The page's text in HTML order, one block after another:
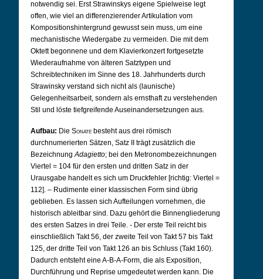
notwendig sei. Erst Strawinskys eigene Spielweise legt
offen, wie viel an differenzierender Artikulation vom
Kompositionshintergrund gewusst sein muss, um eine
mechanistische Wiedergabe zu vermeiden. Die mit dem
Oktett begonnene und dem Klavierkonzert fortgesetzte
Wiederaufnahme von älteren Satztypen und
Schreibtechniken im Sinne des 18. Jahrhunderts durch
Strawinsky verstand sich nicht als (launische)
Gelegenheitsarbeit, sondern als ernsthaft zu verstehenden
Stil und löste tiefgreifende Auseinandersetzungen aus.
Aufbau: Die Sonate besteht aus drei römisch
durchnumerierten Sätzen, Satz II trägt zusätzlich die
BezeichnungAdagietto; bei den Metronombezeichnungen
Viertel = 104 für den ersten und dritten Satz in der
Urausgabe handelt es sich um Druckfehler [richtig: Viertel =
112]. – Rudimente einer klassischen Form sind übrig
geblieben. Es lassen sich Aufteilungen vornehmen, die
historisch ableitbar sind. Dazu gehört die Binnengliederung
des ersten Satzes in drei Teile. - Der erste Teil reicht bis
einschließlich Takt 56, der zweite Teil von Takt 57 bis Takt
125, der dritte Teil von Takt 126 an bis Schluss (Takt 160).
Dadurch entsteht eine A-B-A-Form, die als Exposition,
Durchführung und Reprise umgedeutet werden kann. Die